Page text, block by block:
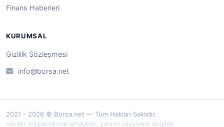
Finans Haberleri
KURUMSAL
Gizlilik Sözleşmesi
info@borsa.net
2021 - 2026 © Borsa.net — Tüm Hakları Saklıdır.
Veriler bilgilendirme amaçlıdır, yatırım tavsiyesi değildir.